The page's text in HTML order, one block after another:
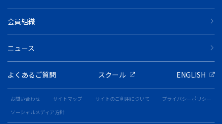
会員組織
ニュース
よくあるご質問 スクール ENGLISH
お問い合わせ サイトマップ サイトのご利用について
プライバシーポリシー
ソーシャルメディア方針